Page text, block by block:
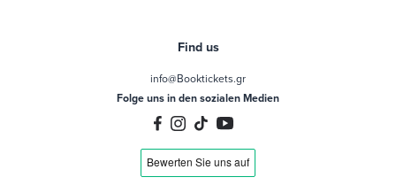
Find us
info@Booktickets.gr
Folge uns in den sozialen Medien